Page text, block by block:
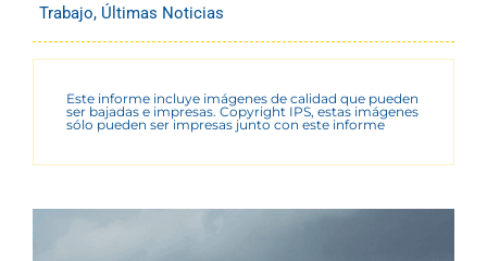
Trabajo, Últimas Noticias
Este informe incluye imágenes de calidad que pueden
ser bajadas e impresas. Copyright IPS, estas imágenes
sólo pueden ser impresas junto con este informe